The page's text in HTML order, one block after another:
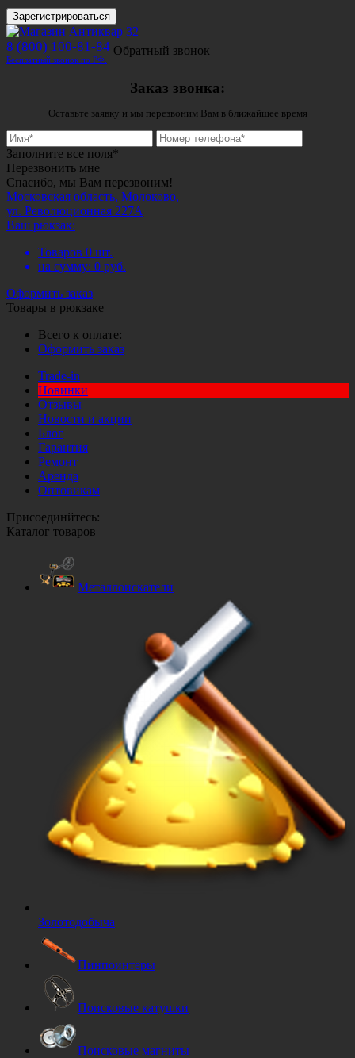
Зарегистрироваться
8 (800) 100-81-84
Бесплатный звонок по РФ.
Обратный звонок
Заказ звонка:
Оставьте заявку и мы перезвоним Вам в ближайшее время
Заполните все поля*
Перезвонить мне
Спасибо, мы Вам перезвоним!
Московская область, Молоково,
ул. Революционная 227А
Ваш рюкзак:
Товаров 0 шт.
на сумму: 0 руб.
Оформить заказ
Товары в рюкзаке
Всего к оплате:
Оформить заказ
Trade-in
Новинки
Отзывы
Новости и акции
Блог
Гарантия
Ремонт
Аренда
Оптовикам
Присоединйтесь:
Каталог товаров
Металлоискатели
Золотодобыча
Пинпоинтеры
Поисковые катушки
Поисковые магниты